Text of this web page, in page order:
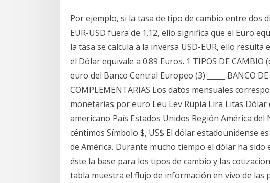
Por ejemplo, si la tasa de tipo de cambio entre dos
EUR-USD fuera de 1.12, ello significa que el Euro
la tasa se calcula a la inversa USD-EUR, ello resulta
el Dólar equivale a 0.89 Euros. 1 TIPOS DE
euro del Banco Central Europeo (3) _____ BANCO DE
COMPLEMENTARIAS Los datos mensuales
monetarias por euro Leu Lev Rupia Lira Litas Dólar
americano País Estados Unidos Región América
céntimos Símbolo $, US$ El dólar estadounidense
de América. Durante mucho tiempo el dólar ha
éste la base para los tipos de cambio y las
tabla muestra el flujo de información en vivo de las